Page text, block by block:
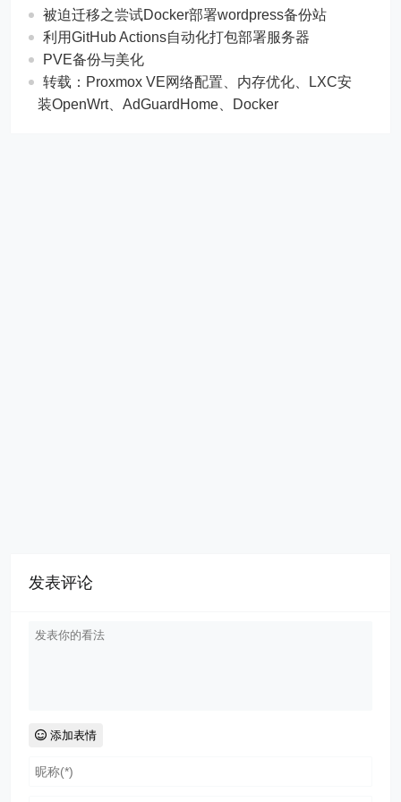
被迫迁移之尝试Docker部署wordpress备份站
利用GitHub Actions自动化打包部署服务器
PVE备份与美化
转载：Proxmox VE网络配置、内存优化、LXC安
装OpenWrt、AdGuardHome、Docker
发表评论
添加表情